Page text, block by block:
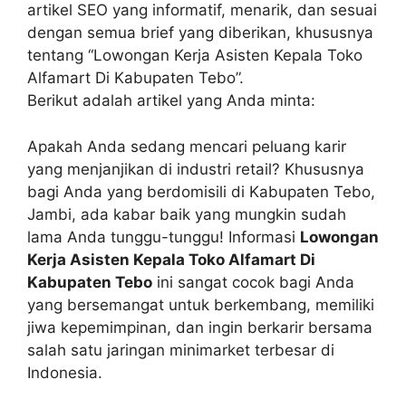
artikel SEO yang informatif, menarik, dan sesuai
dengan semua brief yang diberikan, khususnya
tentang “Lowongan Kerja Asisten Kepala Toko
Alfamart Di Kabupaten Tebo”.
Berikut adalah artikel yang Anda minta:
Apakah Anda sedang mencari peluang karir
yang menjanjikan di industri retail? Khususnya
bagi Anda yang berdomisili di Kabupaten Tebo,
Jambi, ada kabar baik yang mungkin sudah
lama Anda tunggu-tunggu! Informasi Lowongan
Kerja Asisten Kepala Toko Alfamart Di
Kabupaten Tebo ini sangat cocok bagi Anda
yang bersemangat untuk berkembang, memiliki
jiwa kepemimpinan, dan ingin berkarir bersama
salah satu jaringan minimarket terbesar di
Indonesia.